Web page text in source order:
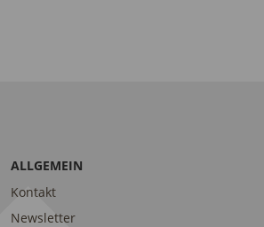
ALLGEMEIN
Kontakt
Newsletter